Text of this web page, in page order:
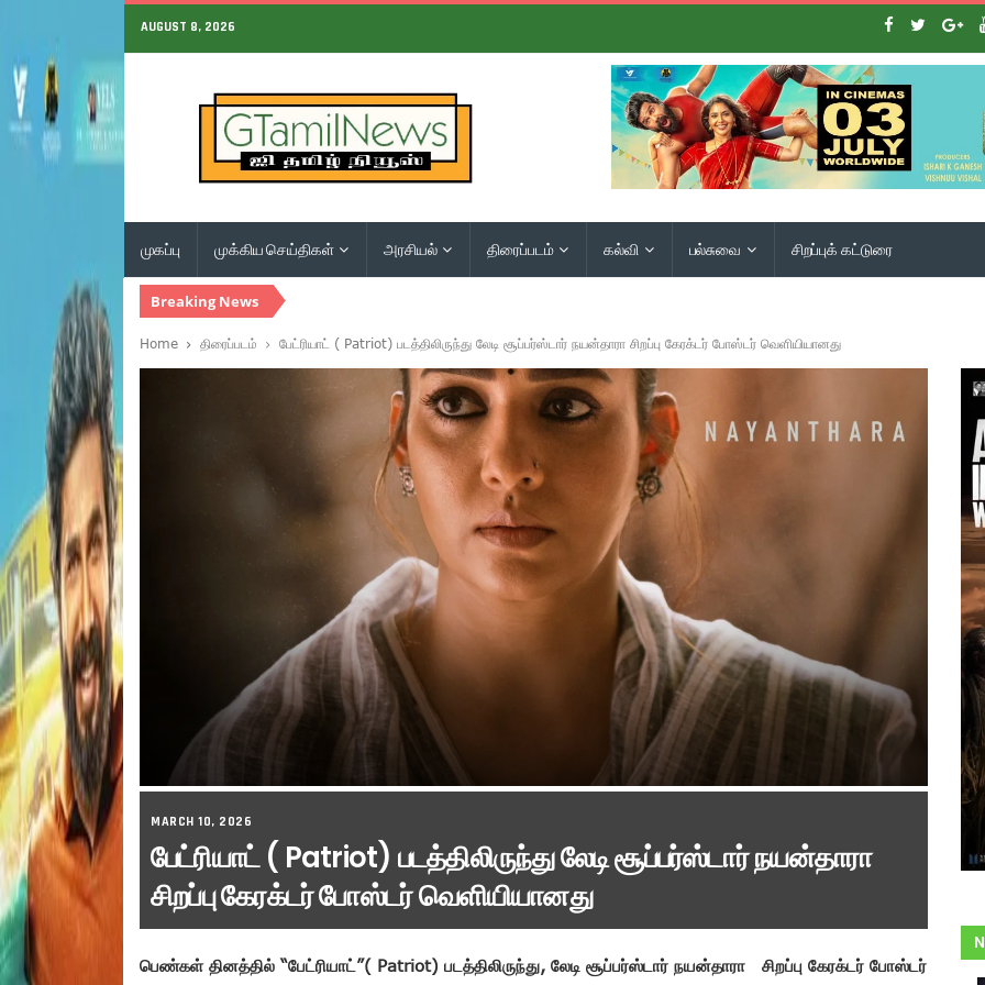
AUGUST 8, 2026
முகப்பு முக்கிய செய்திகள் அரசியல் திரைப்படம் கல்வி பல்சுவை சிறப்புக் கட்டுரை
Breaking News
Home திரைப்படம் பேட்ரியாட் ( Patriot) படத்திலிருந்து லேடி சூப்பர்ஸ்டார் நயன்தாரா சிறப்பு கேரக்டர் போஸ்டர் வெளியியானது
MARCH 10, 2026
பேட்ரியாட் ( Patriot) படத்திலிருந்து லேடி சூப்பர்ஸ்டார் நயன்தாரா
சிறப்பு கேரக்டர் போஸ்டர் வெளியியானது
பெண்கள் தினத்தில் “பேட்ரியாட்”( Patriot) படத்திலிருந்து, லேடி சூப்பர்ஸ்டார் நயன்தாரா சிறப்பு கேரக்டர் போஸ்டர்